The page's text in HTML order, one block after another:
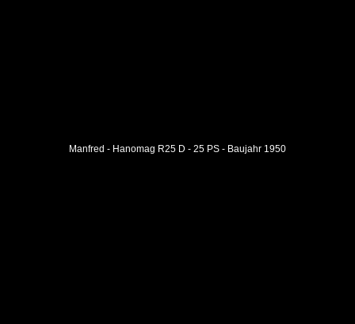
Manfred - Hanomag R25 D - 25 PS - Baujahr 1950